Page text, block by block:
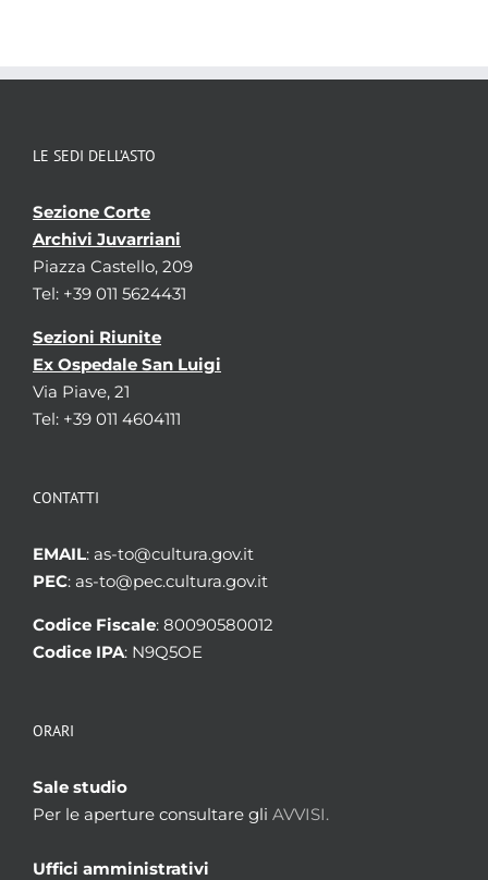
LE SEDI DELL’ASTO
Sezione Corte
Archivi Juvarriani
Piazza Castello, 209
Tel: +39 011 5624431
Sezioni Riunite
Ex Ospedale San Luigi
Via Piave, 21
Tel: +39 011 4604111
CONTATTI
EMAIL: as-to@cultura.gov.it
PEC: as-to@pec.cultura.gov.it
Codice Fiscale: 80090580012
Codice IPA: N9Q5OE
ORARI
Sale studio
Per le aperture consultare gli AVVISI.
Uffici amministrativi